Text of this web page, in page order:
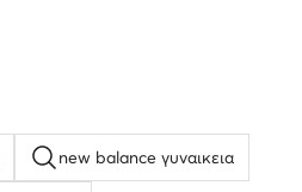
new balance γυναικεια